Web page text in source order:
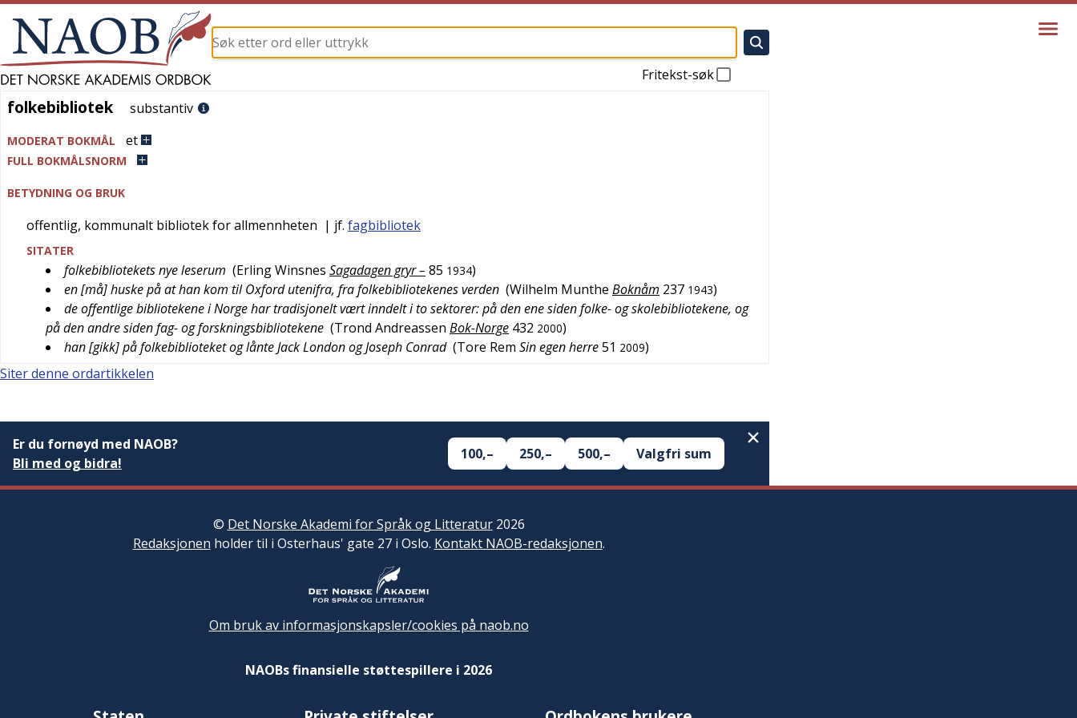
Fritekst-søk
folkebibliotek
folkebibliotek substantiv
MODERAT BOKMÅL et
FULL BOKMÅLSNORM
BETYDNING OG BRUK
offentlig, kommunalt bibliotek for allmennheten | jf. fagbibliotek
SITATER
folkebibliotekets nye leserum (Erling Winsnes Sagadagen gryr – 85 1934)
en [må] huske på at han kom til Oxford utenifra, fra folkebibliotekenes verden (Wilhelm Munthe Boknåm 237 1943)
de offentlige bibliotekene i Norge har tradisjonelt vært inndelt i to sektorer: på den ene siden folke- og skolebibliotekene, og
på den andre siden fag- og forskningsbibliotekene (Trond Andreassen Bok-Norge 432 2000)
han [gikk] på folkebiblioteket og lånte Jack London og Joseph Conrad (Tore Rem Sin egen herre51 2009)
Siter denne ordartikkelen
Er du fornøyd med NAOB?
Bli med og bidra!
100,– 250,– 500,– Valgfri sum
© Det Norske Akademi for Språk og Litteratur2026
Redaksjonen holder til i Osterhaus' gate 27 i Oslo. Kontakt NAOB-redaksjonen.
Om bruk av informasjonskapsler/cookies på naob.no
NAOBs finansielle støttespillere i 2026